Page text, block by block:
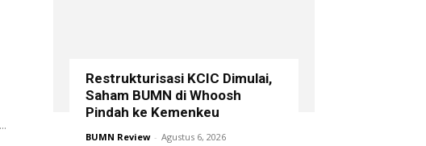
Restrukturisasi KCIC Dimulai,
Saham BUMN di Whoosh
Pindah ke Kemenkeu
BUMN Review - Agustus 6, 2026